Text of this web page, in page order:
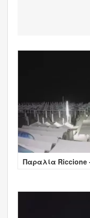
Παραλία Riccione